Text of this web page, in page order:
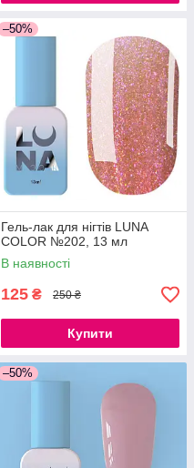
–50%
Гель-лак для нігтів LUNA
COLOR №202, 13 мл
В наявності
125 ₴ 250 ₴
Купити
–50%